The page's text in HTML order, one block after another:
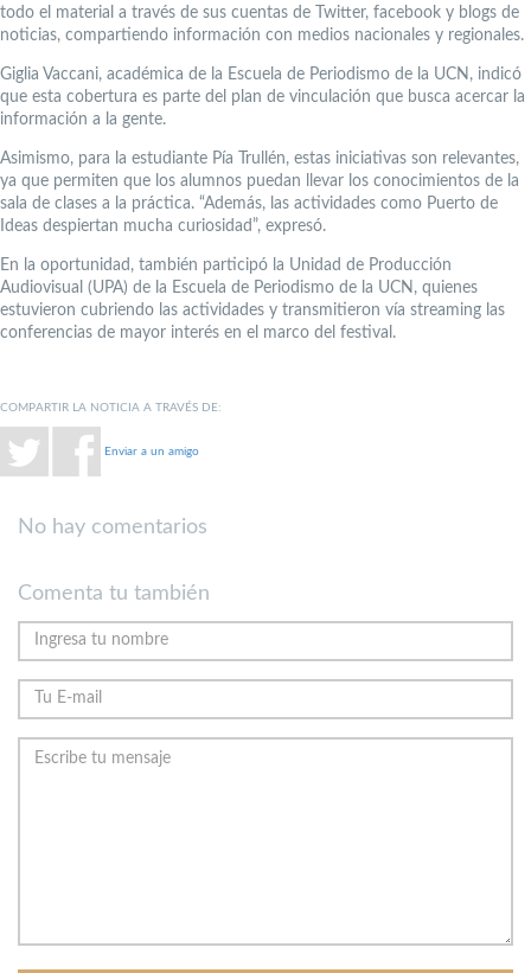
todo el material a través de sus cuentas de Twitter, facebook y blogs de
noticias, compartiendo información con medios nacionales y regionales.
Giglia Vaccani, académica de la Escuela de Periodismo de la UCN, indicó
que esta cobertura es parte del plan de vinculación que busca acercar la
información a la gente.
Asimismo, para la estudiante Pía Trullén, estas iniciativas son relevantes,
ya que permiten que los alumnos puedan llevar los conocimientos de la
sala de clases a la práctica. “Además, las actividades como Puerto de
Ideas despiertan mucha curiosidad”, expresó.
En la oportunidad, también participó la Unidad de Producción
Audiovisual (UPA) de la Escuela de Periodismo de la UCN, quienes
estuvieron cubriendo las actividades y transmitieron vía streaming las
conferencias de mayor interés en el marco del festival.
COMPARTIR LA NOTICIA A TRAVÉS DE:
Enviar a un amigo
No hay comentarios
Comenta tu también